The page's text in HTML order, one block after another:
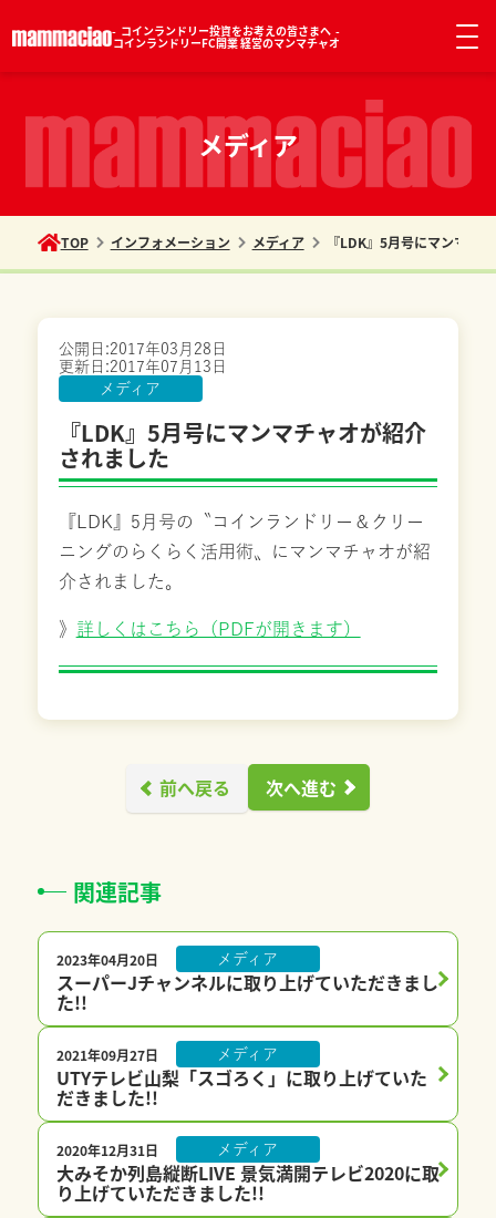
コインランドリー投資をお考えの皆さまへ
コインランドリーFC開業 経営のマンマチャオ
メディア
TOP インフォメーション メディア 『LDK』5月号にマンマチ
公開日:2017年03月28日
更新日:2017年07月13日
メディア
『LDK』5月号にマンマチャオが紹介
されました
『LDK』5月号の〝コインランドリー＆クリー
ニングのらくらく活用術〟にマンマチャオが紹
介されました。
》 詳しくはこちら（PDFが開きます）
前へ戻る 次へ進む
関連記事
2023年04月20日 メディア
スーパーJチャンネルに取り上げていただきまし
た!!
2021年09月27日 メディア
UTYテレビ山梨「スゴろく」に取り上げていた
だきました!!
2020年12月31日 メディア
大みそか列島縦断LIVE 景気満開テレビ2020に取
り上げていただきました!!